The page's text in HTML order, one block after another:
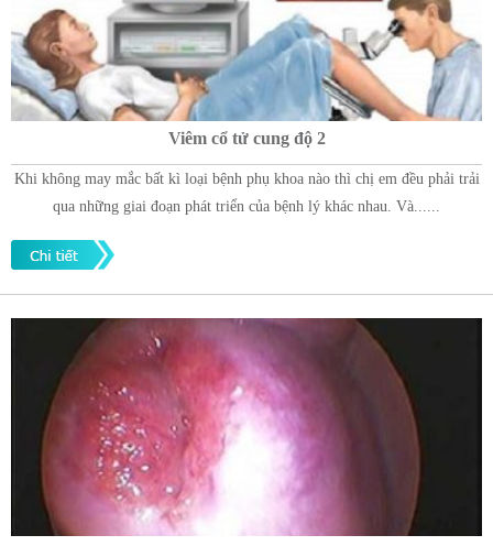
Viêm cổ tử cung độ 2
Khi không may mắc bất kì loại bệnh phụ khoa nào thì chị em đều phải trải
qua những giai đoạn phát triển của bệnh lý khác nhau. Và......